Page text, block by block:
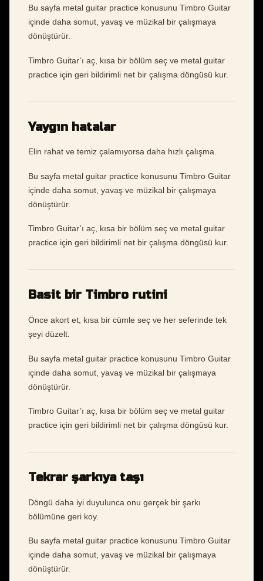
Bu sayfa metal guitar practice konusunu Timbro Guitar
içinde daha somut, yavaş ve müzikal bir çalışmaya
dönüştürür.
Timbro Guitar’ı aç, kısa bir bölüm seç ve metal guitar
practice için geri bildirimli net bir çalışma döngüsü kur.
Yaygın hatalar
Elin rahat ve temiz çalamıyorsa daha hızlı çalışma.
Bu sayfa metal guitar practice konusunu Timbro Guitar
içinde daha somut, yavaş ve müzikal bir çalışmaya
dönüştürür.
Timbro Guitar’ı aç, kısa bir bölüm seç ve metal guitar
practice için geri bildirimli net bir çalışma döngüsü kur.
Basit bir Timbro rutini
Önce akort et, kısa bir cümle seç ve her seferinde tek
şeyi düzelt.
Bu sayfa metal guitar practice konusunu Timbro Guitar
içinde daha somut, yavaş ve müzikal bir çalışmaya
dönüştürür.
Timbro Guitar’ı aç, kısa bir bölüm seç ve metal guitar
practice için geri bildirimli net bir çalışma döngüsü kur.
Tekrar şarkıya taşı
Döngü daha iyi duyulunca onu gerçek bir şarkı
bölümüne geri koy.
Bu sayfa metal guitar practice konusunu Timbro Guitar
içinde daha somut, yavaş ve müzikal bir çalışmaya
dönüştürür.